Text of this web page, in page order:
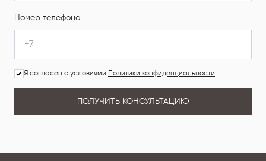
Номер телефона
Я согласен с условиями Политики конфиденциальности
ПОЛУЧИТЬ КОНСУЛЬТАЦИЮ